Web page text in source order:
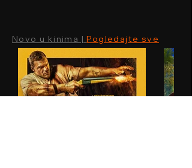
Novo u kinima |Pogledajte sve